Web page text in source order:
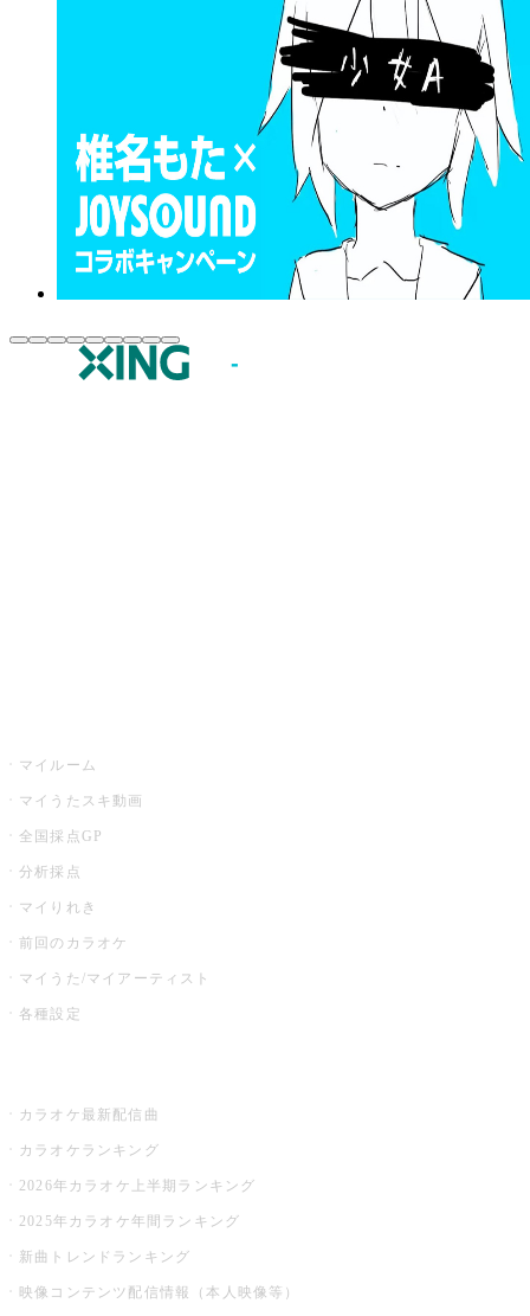
マイルーム
マイうたスキ動画
全国採点GP
分析採点
マイりれき
前回のカラオケ
マイうた/マイアーティスト
各種設定
カラオケ最新配信曲
カラオケランキング
2026年カラオケ上半期ランキング
2025年カラオケ年間ランキング
新曲トレンドランキング
映像コンテンツ配信情報（本人映像等）